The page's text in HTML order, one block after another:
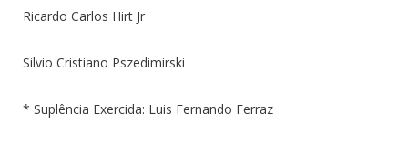
Ricardo Carlos Hirt Jr
Silvio Cristiano Pszedimirski
* Suplência Exercida: Luis Fernando Ferraz